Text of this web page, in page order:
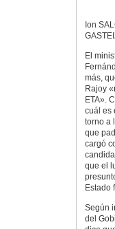
Ion
El
más,
Rajoy
ETA».
cuál es
torno a
que
cargó
que el
Estado
Según
del